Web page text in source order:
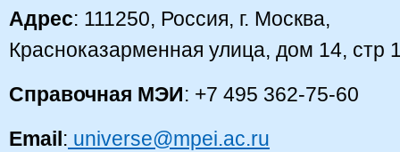
Адрес: 111250, Россия, г. Москва,
Красноказарменная улица, дом 14, стр
Справочная МЭИ: +7 495 362-75-60
Email: universe@mpei.ac.ru